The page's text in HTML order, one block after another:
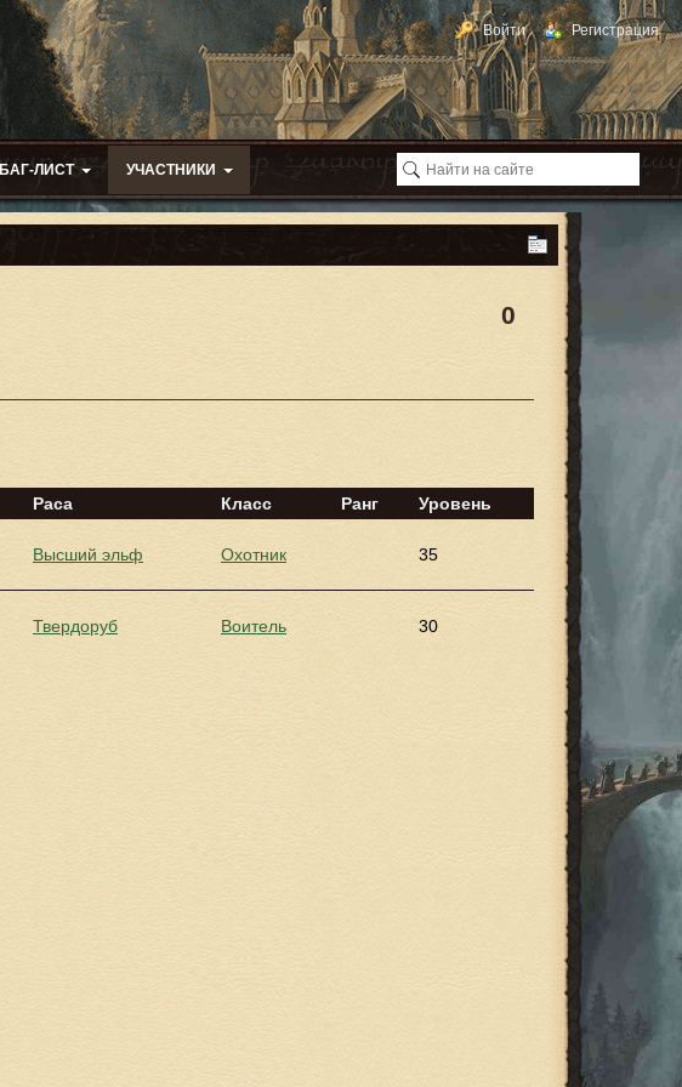
Войти Регистрация
БАГ-ЛИСТ УЧАСТНИКИ
0
Раса Класс Ранг Уровень
Высший эльф Охотник 35
Твердоруб Воитель 30